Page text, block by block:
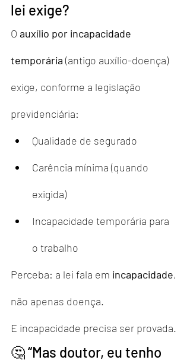
lei exige?
O auxílio por incapacidade
temporária (antigo auxílio-doença)
exige, conforme a legislação
previdenciária:
Qualidade de segurado
Carência mínima (quando
exigida)
Incapacidade temporária para
o trabalho
Perceba: a lei fala em incapacidade,
não apenas doença.
E incapacidade precisa ser provada.
🤔 “Mas doutor, eu tenho